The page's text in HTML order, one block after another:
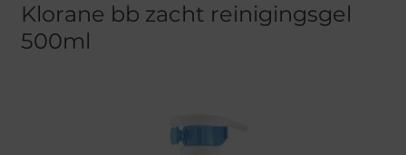
Klorane bb zacht reinigingsgel
500ml